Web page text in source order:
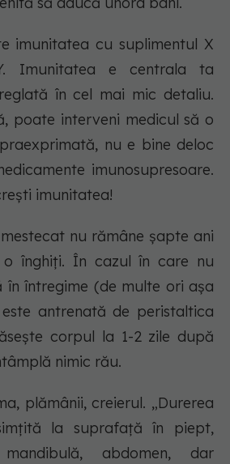
imunitatea cu suplimentul X
Imunitatea e centrala ta
în cel mai mic detaliu.
poate interveni medicul să o
nu e bine deloc
imunosupresoare.
imunitatea!
nu rămâne șapte ani
înghiți. În cazul în care nu
întregime (de multe ori așa
antrenată de peristaltica
corpul la 1-2 zile după
nimic rău.
plămânii, creierul. „Durerea
la suprafață în piept,
abdomen, dar